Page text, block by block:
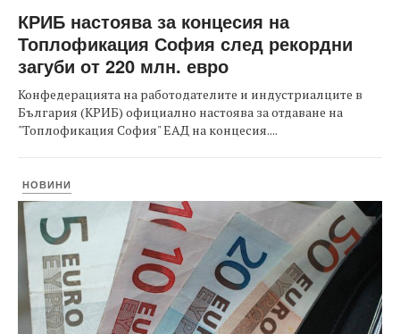
КРИБ настоява за концесия на
Топлофикация София след рекордни
загуби от 220 млн. евро
Конфедерацията на работодателите и индустриалците в
България (КРИБ) официално настоява за отдаване на
"Топлофикация София" ЕАД на концесия....
НОВИНИ